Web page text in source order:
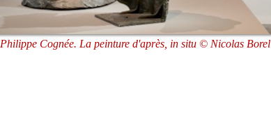
Philippe Cognée. La peinture d'après, in situ © Nicolas Borel